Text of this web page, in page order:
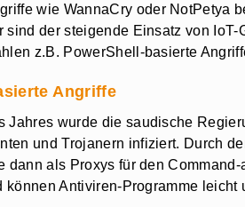
wie WannaCry oder NotPetya
sind der steigende Einsatz von
z.B. PowerShell-basierte
Angriffe
Jahres wurde die saudische
und Trojanern infiziert. Durch
dann als Proxys für den
können Antiviren-Programme leicht